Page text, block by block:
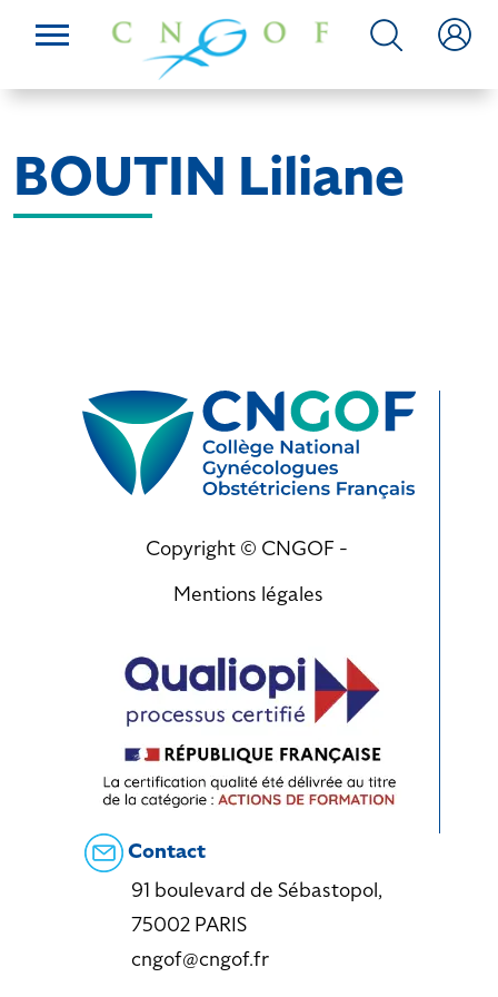
BOUTIN Liliane
Copyright © CNGOF -
Mentions légales
Contact
91 boulevard de Sébastopol,
75002 PARIS
cngof@cngof.fr